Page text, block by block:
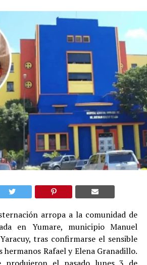
arropa a la comunidad de
en Yumare, municipio Manuel
tras confirmarse el sensible
Rafael y Elena Granadillo.